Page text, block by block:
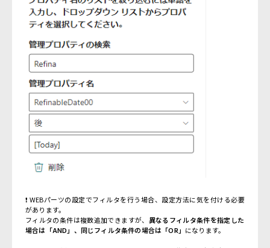
❗ WEBパーツの設定でフィルタを行う場合、設定方法に気を付ける必要
があります。
フィルタの条件は複数追加できますが、 異なるフィルタ条件を指定した
場合は「AND」、同じフィルタ条件の場合は「OR」 になります。